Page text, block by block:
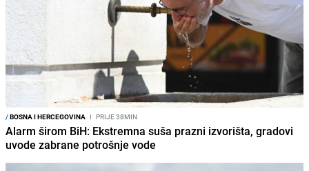
/BOSNA I HERCEGOVINA I PRIJE 38MIN
Alarm širom BiH: Ekstremna suša prazni izvorišta, gradovi
uvode zabrane potrošnje vode